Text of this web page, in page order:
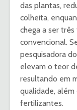
das plantas,
colheita,
chega a ser
convencional.
pesquisadora
elevam o teor
resultando em
qualidade,
fertilizantes.